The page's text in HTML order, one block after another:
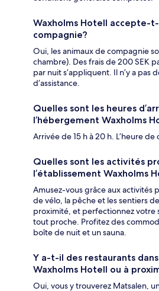
Waxholms Hotell accepte-
compagnie?
Oui, les animaux de compagnie
chambre). Des frais de 200 SEK
par nuit s’appliquent. Il n’y a pas
d’assistance.
Quelles sont les heures
l’hébergement Waxholms
Arrivée de 15 h à 20 h. L’heure de
Quelles sont les activités
l’établissement Waxholms
Amusez-vous grâce aux activités
de vélo, la pêche et les sentiers
proximité, et perfectionnez votre
tout proche. Profitez des
boîte de nuit et un sauna.
Y a-t-il des restaurants
Waxholms Hotell ou à
Oui, vous y trouverez Matsalen,